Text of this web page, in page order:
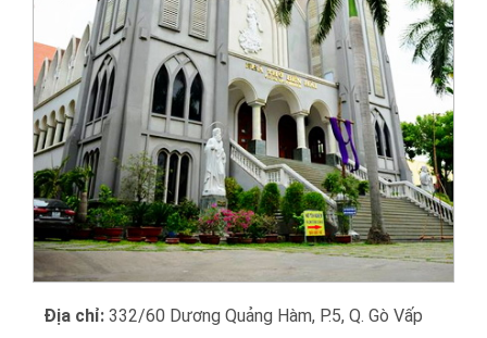
Địa chỉ: 332/60 Dương Quảng Hàm, P.5, Q. Gò Vấp